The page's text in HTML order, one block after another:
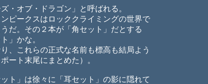
・オブ・ドラゴン」と呼ばれる。
ピークスはロッククライミングの世界で
だ。その２本が「角セット」だとする
」かな。
、これらの正式な名前も標高も結局よう
ート末尾にまとめた）。
ト」は徐々に「耳セット」の影に隠れて